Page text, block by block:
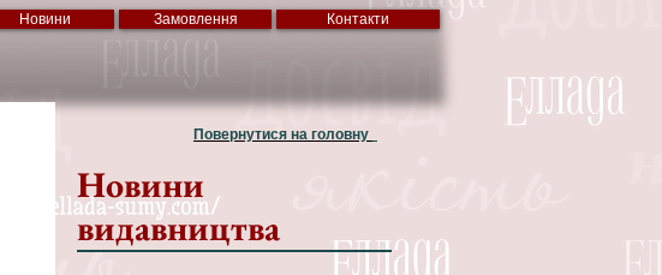
Новини Замовлення Контакти
Повернутися на головну
Новини
видавництва